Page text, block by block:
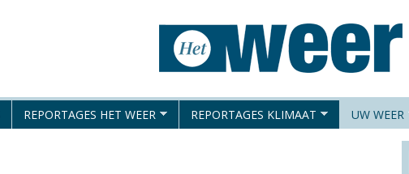
naar
algemene
inhoud
REPORTAGES HET WEER REPORTAGES KLIMAAT UW WEER